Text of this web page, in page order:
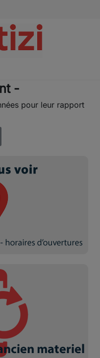
-
pour leur rapport